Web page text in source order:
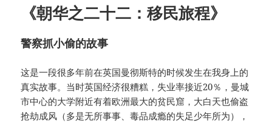
《朝华之二十二：移民旅程》
警察抓小偷的故事
这是一段很多年前在英国曼彻斯特的时候发生在我身上的
真实故事。当时英国经济很糟糕，失业率接近20％，曼城
市中心的大学附近有着欧洲最大的贫民窟，大白天也偷盗
抢劫成风（多是无所事事、毒品成瘾的失足少年所为），